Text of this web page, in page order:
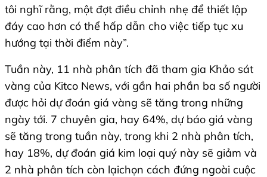
tôi nghĩ rằng, một đợt điều chỉnh nhẹ để thiết lập
đáy cao hơn có thể hấp dẫn cho việc tiếp tục xu
hướng tại thời điểm này”.
Tuần này, 11 nhà phân tích đã tham gia Khảo sát
vàng của Kitco News, với gần hai phần ba số người
được hỏi dự đoán giá vàng sẽ tăng trong những
ngày tới. 7 chuyên gia, hay 64%, dự báo ​​giá vàng
sẽ tăng trong tuần này, trong khi 2 nhà phân tích,
hay 18%, dự đoán giá kim loại quý này sẽ giảm và
2 nhà phân tích còn lạichọn cách đứng ngoài cuộc